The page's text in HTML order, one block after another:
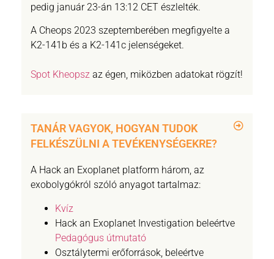
pedig január 23-án 13:12 CET észlelték.
A Cheops 2023 szeptemberében megfigyelte a
K2-141b és a K2-141c jelenségeket.
Spot Kheopsz az égen, miközben adatokat rögzít!
TANÁR VAGYOK, HOGYAN TUDOK
FELKÉSZÜLNI A TEVÉKENYSÉGEKRE?
A Hack an Exoplanet platform három, az
exobolygókról szóló anyagot tartalmaz:
Kvíz
Hack an Exoplanet Investigation beleértve
Pedagógus útmutató
Osztálytermi erőforrások, beleértve